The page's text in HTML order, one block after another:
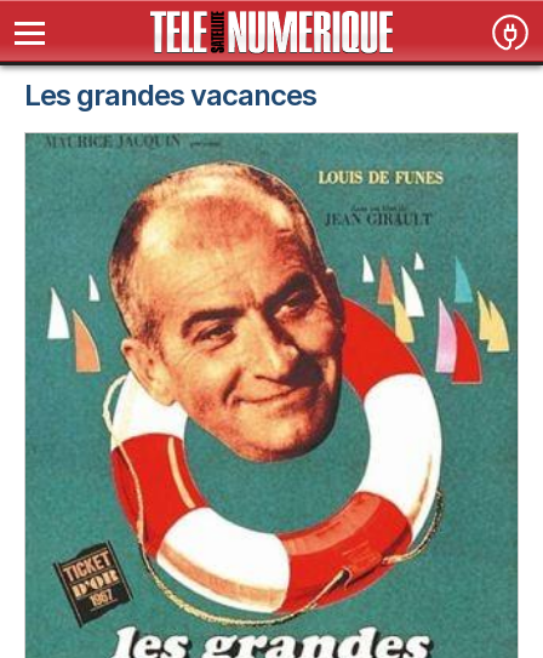
Les grandes vacances